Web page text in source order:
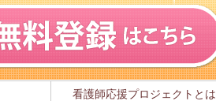
看護師応援プロジェクトとは